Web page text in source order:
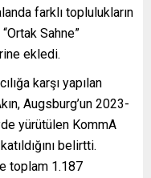
farklı toplulukların
Sahne”
ekledi.
karşı yapılan
Augsburg’un 2023-
yürütülen KommA
belirtti.
toplam 1.187